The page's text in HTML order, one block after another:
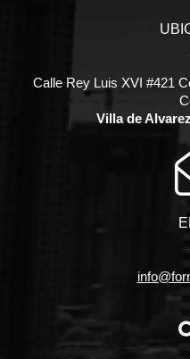
Calle Rey Luis XVI #421
Villa de